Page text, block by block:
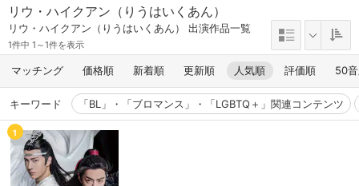
リウ・ハイクアン（りうはいくあん）
リウ・ハイクアン（りうはいくあん） 出演作品一覧
1件中 1～1件を表示
マッチング 価格順 新着順 更新順 人気順 評価順 50
キーワード 「BL」・「ブロマンス」・「LGBTQ＋」関連コンテンツ
1